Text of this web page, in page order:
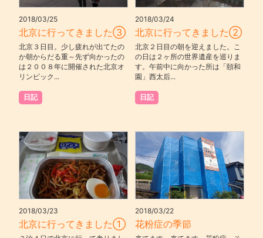
2018/03/25
北京に行ってきました③
北京３日目。少し疲れが出てたの
か朝からだる重～先ず向かったの
は２００８年に開催された北京オ
リンピック...
日記
2018/03/24
北京に行ってきました②
北京２日目の朝を迎えました。こ
の日は２ヶ所の世界遺産を巡りま
す。午前中に向かった所は「頤和
園」西太后...
日記
2018/03/23
北京に行ってきました①
2018/03/22
花粉症の季節